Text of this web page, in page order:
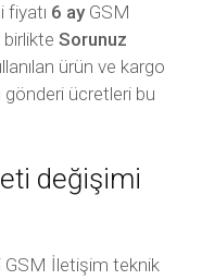
6 ayGSM
Sorunuz
ürün ve kargo
gönderi ücretleri bu
değişimi
İletişim teknik